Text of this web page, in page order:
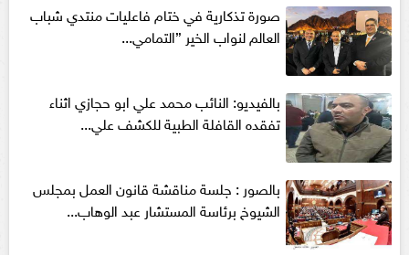
صورة تذكارية في ختام فاعليات منتدي شباب
العالم لنواب الخير ”التمامي...
بالفيديو: النائب محمد علي ابو حجازي اثناء
تفقده القافلة الطبية للكشف علي...
بالصور : جلسة مناقشة قانون العمل بمجلس
الشيوخ برئاسة المستشار عبد الوهاب...